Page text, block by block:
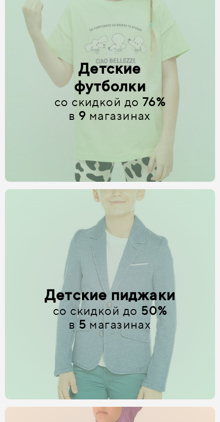
Детские
футболки
со скидкой до 76%
в 9 магазинах
Детские пиджаки
со скидкой до 50%
в5 магазинах